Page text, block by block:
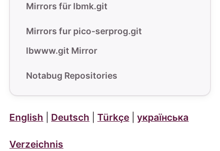
Mirrors für lbmk.git
Mirrors fur pico-serprog.git
lbwww.git Mirror
Notabug Repositories
English Deutsch |Türkçe |українська
Verzeichnis